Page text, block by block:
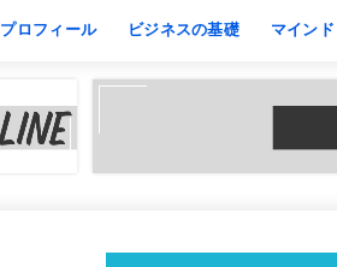
プロフィール ビジネスの基礎 マインド